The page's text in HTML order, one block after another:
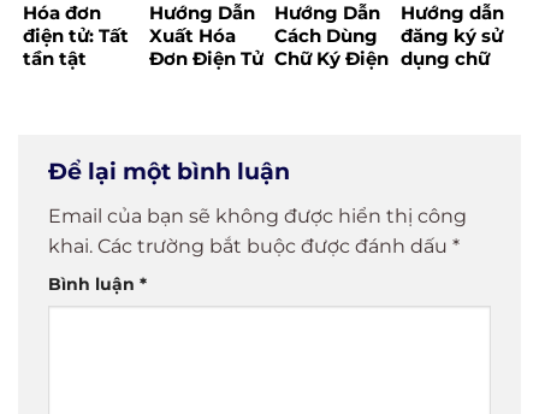
Hóa đơn
điện tử: Tất
tần tật
khai
Hướng Dẫn
Xuất Hóa
Đơn Điện Tử
Hiệu Quả
Hướng Dẫn
Cách Dùng
Chữ Ký Điện
Hướng dẫn
đăng ký sử
dụng chữ
Để lại một bình luận
Email của bạn sẽ không được hiển thị công
khai. Các trường bắt buộc được đánh dấu *
Bình luận *